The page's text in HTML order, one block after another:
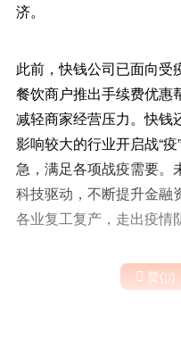
济。
此前，快钱公司已面向受
餐饮商户推出手续费优惠
减轻商家经营压力。快钱
影响较大的行业开启战“
急，满足各项战疫需要。
科技驱动，不断提升金融
各业复工复产，走出疫情
 赞()